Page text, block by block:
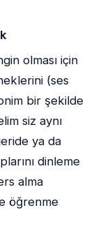
olması için
(ses
bir şekilde
siz aynı
ya da
dinleme
alma
öğrenme